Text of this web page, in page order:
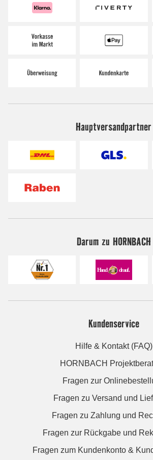
Hauptversandpartner
Darum zu HORNBACH
Kundenservice
Hilfe & Kontakt (FAQ)
HORNBACH
Fragen zur
Fragen zu Versand und
Fragen zu Zahlung und
Fragen zur Rückgabe und
Fragen zum Kundenkonto &